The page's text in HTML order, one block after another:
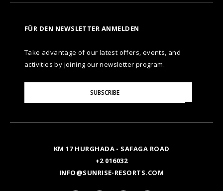
FÜR DEN NEWSLETTER ANMELDEN
Take advantage of our latest offers, events, and
activities by joining our newsletter program.
Your
SUBSCRIBE
KM 17 HURGHADA - SAFAGA ROAD
+2 016032
INFO@SUNRISE-RESORTS.COM